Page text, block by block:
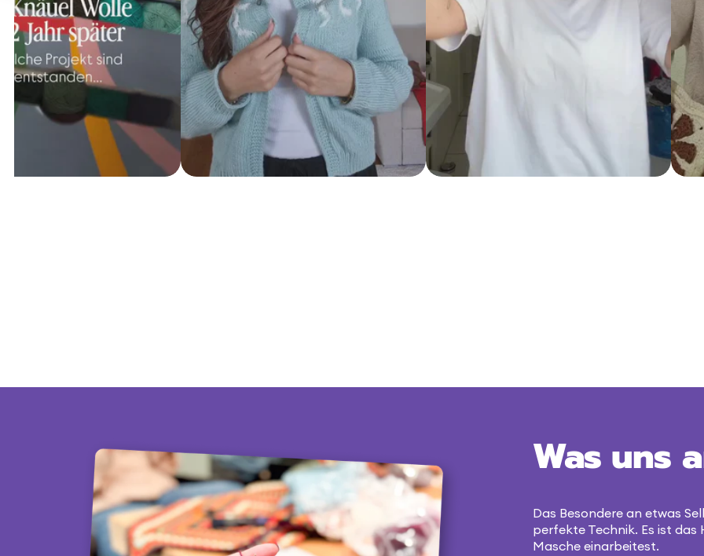
Was uns
Das Besondere an etwas
perfekte Technik. Es ist das
Masche einarbeitest.